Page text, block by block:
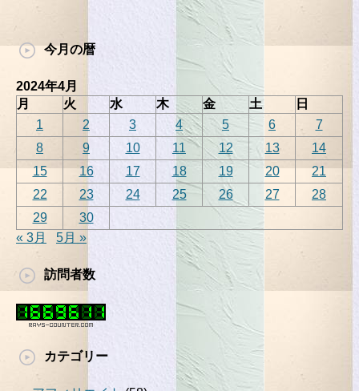
今月の暦
2024年4月
月
火 水 木 金 土
日
1
2 3 4 5 6
7
8
9 10 11 12 13
14
15
16 17 18 19 20
21
22
23 24 25 26 27
28
29
30
« 3月
5月 »
訪問者数
カテゴリー